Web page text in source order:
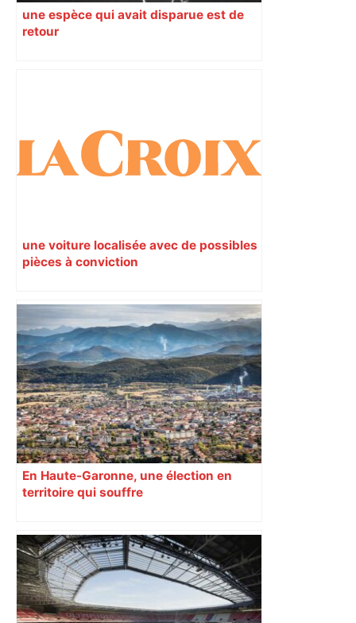
une espèce qui avait disparue est de
retour
une voiture localisée avec de possibles
pièces à conviction
En Haute-Garonne, une élection en
territoire qui souffre